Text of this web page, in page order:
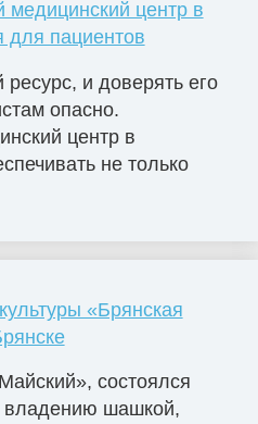
медицинский центр в
для пациентов
и доверять его
опасно.
центр в
не только
«Брянская
состоялся
владению шашкой,